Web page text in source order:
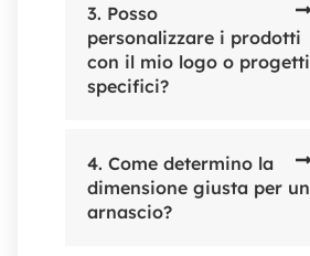
3. Posso
personalizzare i prodotti
con il mio logo o progetti
specifici?
4. Come determino la
dimensione giusta per un
arnascio?